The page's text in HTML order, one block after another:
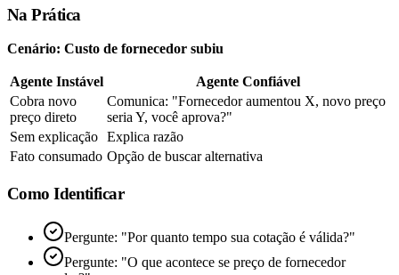
Na Prática
Cenário: Custo de fornecedor subiu
Agente Instável
Agente Confiável
Cobra novo
preço direto
Comunica: "Fornecedor aumentou X, novo preço
seria Y, você aprova?"
Sem explicação Explica razão
Fato consumado Opção de buscar alternativa
Como Identificar
Pergunte: "Por quanto tempo sua cotação é válida?"
Pergunte: "O que acontece se preço de fornecedor